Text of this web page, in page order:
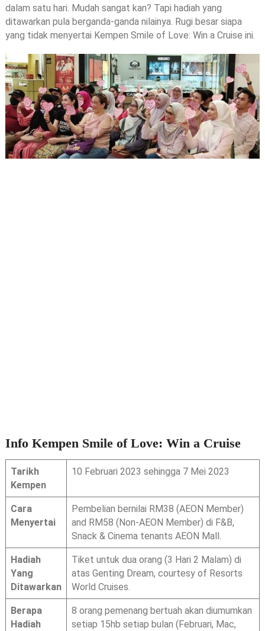
dalam satu hari. Mudah sangat kan? Tapi hadiah yang
ditawarkan pula berganda-ganda nilainya. Rugi besar siapa
yang tidak menyertai Kempen Smile of Love: Win a Cruise ini.
Info Kempen Smile of Love: Win a Cruise
Tarikh
Kempen
10 Februari 2023 sehingga 7 Mei 2023
Cara
Menyertai
Pembelian bernilai RM38 (AEON Member)
and RM58 (Non-AEON Member) di F&B,
Snack & Cinema tenants AEON Mall.
Hadiah
Yang
Ditawarkan
Tiket untuk dua orang (3 Hari 2 Malam) di
atas Genting Dream, courtesy of Resorts
World Cruises.
Berapa
Hadiah
8 orang pemenang bertuah akan diumumkan
setiap 15hb setiap bulan (Februari, Mac,